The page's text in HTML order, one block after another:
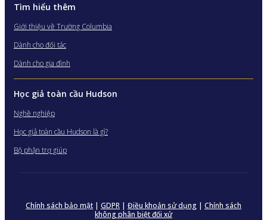
Tìm hiểu thêm
Giới thiệu về Trường Columbia
Dành cho đối tác
Dành cho gia đình
Học giả toàn cầu Hudson
Nghề nghiệp
Học giả toàn cầu Hudson là gì?
Bộ phận trợ giúp
Chính sách bảo mật | GDPR | Điều khoản sử dụng | Chính sách
không phân biệt đối xử